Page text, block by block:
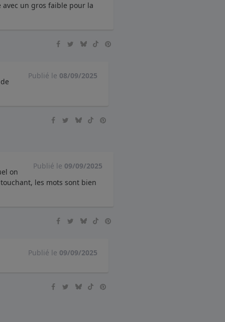
un gros faible pour la
Publié le 08/09/2025
Publié le 09/09/2025
on
les mots sont bien
Publié le 09/09/2025